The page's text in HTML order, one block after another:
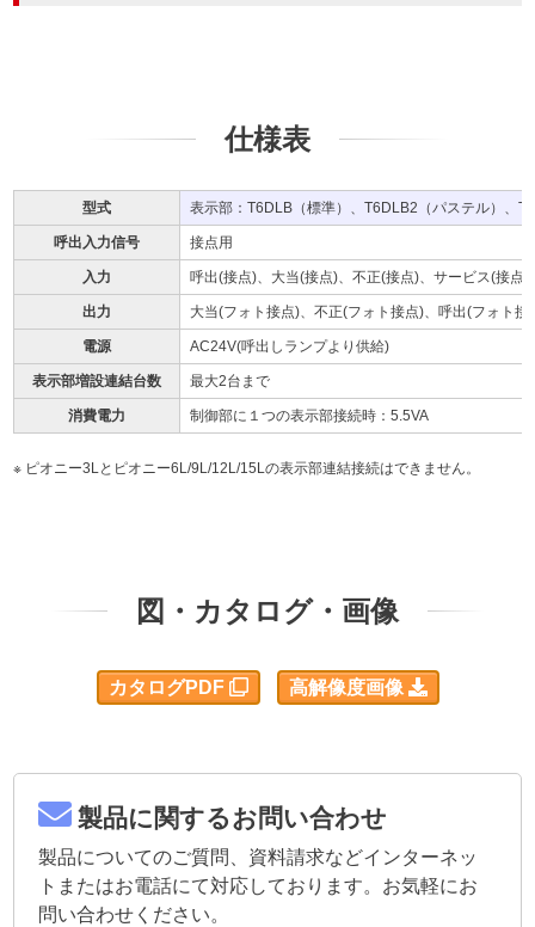
仕様表
型式
呼出入力信号
入力
出力
電源
表示部増設連結台数
消費電力
表示部：T6DLB（標準）、T6DLB2（パステル）、
接点用
呼出(接点)、大当(接点)、不正(接点)、サービス(接点)
大当(フォト接点)、不正(フォト接点)、呼出(フォト接
AC24V(呼出しランプより供給)
最大2台まで
制御部に１つの表示部接続時：5.5VA
ピオニー3Lとピオニー6L/9L/12L/15Lの表示部連結接続はできません。
図・カタログ・画像
カタログPDF 高解像度画像
製品に関するお問い合わせ
製品についてのご質問、資料請求などインターネッ
トまたはお電話にて対応しております。お気軽にお
問い合わせください。